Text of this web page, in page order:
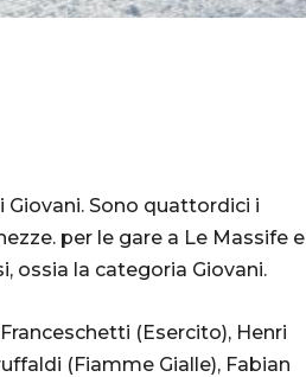
Giovani. Sono quattordici i
per le gare a Le Massife e
ossia la categoria Giovani.
(Esercito), Henri
(Fiamme Gialle), Fabian